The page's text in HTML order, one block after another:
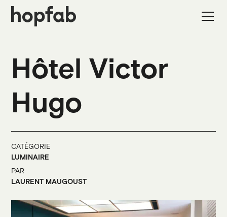
Hôtel Victor
Hugo
CATÉGORIE
LUMINAIRE
PAR
LAURENT MAUGOUST